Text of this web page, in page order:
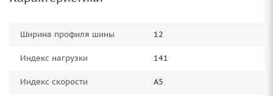
Ширина профиля шины 12
Индекс нагрузки 141
Индекс скорости A5